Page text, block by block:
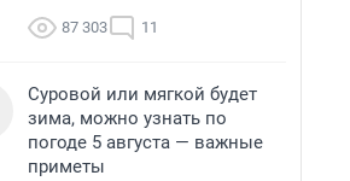
87 303 11
Суровой или мягкой будет
зима, можно узнать по
погоде 5 августа — важные
приметы